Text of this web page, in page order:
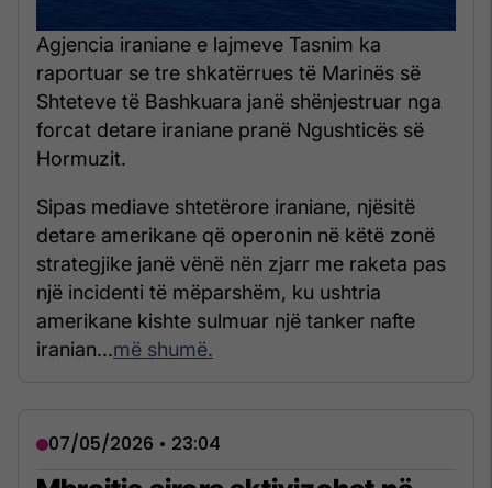
Agjencia iraniane e lajmeve Tasnim ka
raportuar se tre shkatërrues të Marinës së
Shteteve të Bashkuara janë shënjestruar nga
forcat detare iraniane pranë Ngushticës së
Hormuzit.
Sipas mediave shtetërore iraniane, njësitë
detare amerikane që operonin në këtë zonë
strategjike janë vënë nën zjarr me raketa pas
një incidenti të mëparshëm, ku ushtria
amerikane kishte sulmuar një tanker nafte
iranian...më shumë.
07/05/2026 • 23:04